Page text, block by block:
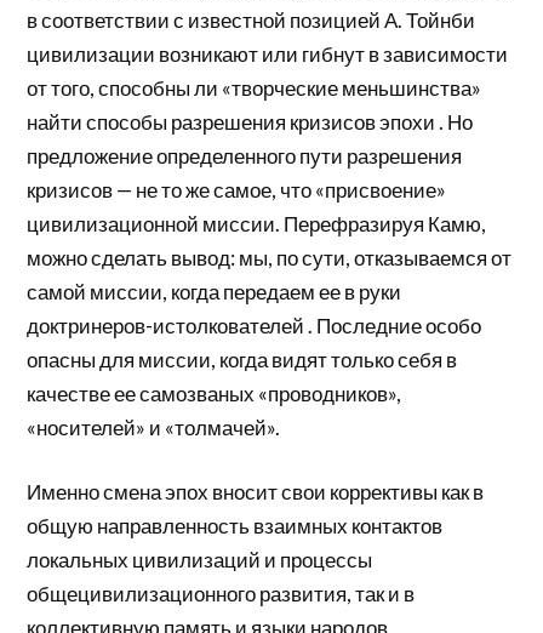
в соответствии с известной позицией А. Тойнби
цивилизации возникают или гибнут в зависимости
от того, способны ли «творческие меньшинства»
найти способы разрешения кризисов эпохи . Но
предложение определенного пути разрешения
кризисов — не то же самое, что «присвоение»
цивилизационной миссии. Перефразируя Камю,
можно сделать вывод: мы, по сути, отказываемся от
самой миссии, когда передаем ее в руки
доктринеров-истолкователей . Последние особо
опасны для миссии, когда видят только себя в
качестве ее самозваных «проводников»,
«носителей» и «толмачей».
Именно смена эпох вносит свои коррективы как в
общую направленность взаимных контактов
локальных цивилизаций и процессы
общецивилизационного развития, так и в
коллективную память и языки народов,